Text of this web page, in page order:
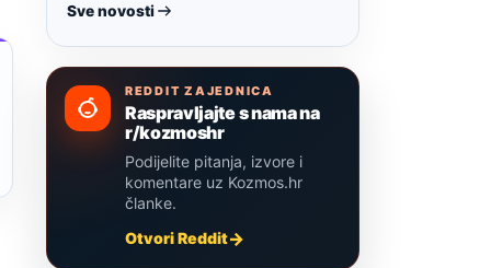
Sve novosti
REDDIT ZAJEDNICA
Raspravljajte s nama na
r/kozmoshr
Podijelite pitanja, izvore i
komentare uz Kozmos.hr
članke.
Otvori Reddit